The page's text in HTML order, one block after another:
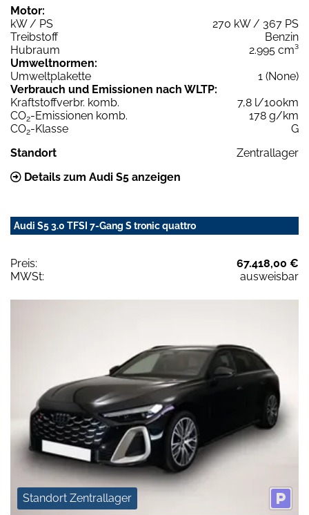
Motor:
kW / PS
270 kW / 367 PS
Treibstoff
Benzin
Hubraum
2.995 cm³
Umweltnormen:
Umweltplakette
1 (None)
Verbrauch und Emissionen nach WLTP:
Kraftstoffverbr. komb.
7,8 l/100km
CO2-Emissionen komb.
178 g/km
CO2-Klasse
G
Standort
Zentrallager
Details zum Audi S5 anzeigen
Audi S5 3.0 TFSI 7-Gang S tronic quattro
Preis:
67.418,00 €
MWSt:
ausweisbar
Standort Zentrallager